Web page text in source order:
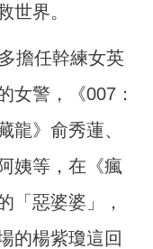
世界。
擔任幹練女英
女警，《007：
龍》俞秀蓮、
姨等，在《瘋
「惡婆婆」，
的楊紫瓊這回